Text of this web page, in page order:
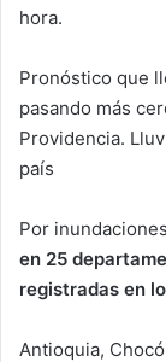
hora.
Pronóstico que
pasando más
Providencia.
país
Por
en 25
registradas en
Antioquia,